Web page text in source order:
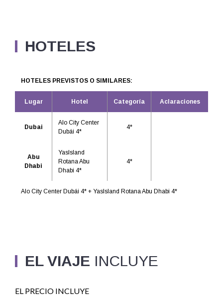
HOTELES
HOTELES PREVISTOS O SIMILARES:
Lugar Hotel Categoría Aclaraciones
Dubai
Alo City Center
Dubái 4*
4*
Abu
Dhabi
YasIsland
Rotana Abu
Dhabi 4*
4*
Alo City Center Dubái 4* + YasIsland Rotana Abu Dhabi 4*
EL VIAJE INCLUYE
EL PRECIO INCLUYE